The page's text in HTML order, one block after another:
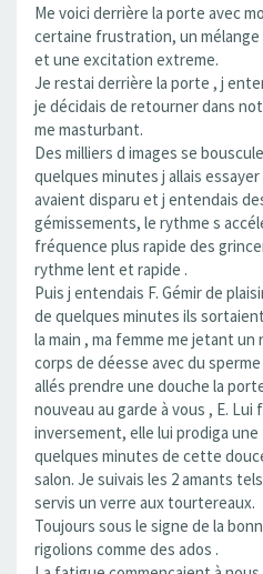
Me voici derrière la porte avec
certaine frustration, un
et une excitation extreme.
Je restai derrière la porte , j
je décidais de retourner dans
me masturbant.
Des milliers d images se
quelques minutes j allais
avaient disparu et j entendais
gémissements, le rythme s
fréquence plus rapide des
rythme lent et rapide .
Puis j entendais F. Gémir de
de quelques minutes ils
la main , ma femme me jetant un
corps de déesse avec du
allés prendre une douche la
nouveau au garde à vous , E.
inversement, elle lui prodiga
quelques minutes de cette
salon. Je suivais les 2 amants
servis un verre aux tourtereaux.
Toujours sous le signe de la
rigolions comme des ados .